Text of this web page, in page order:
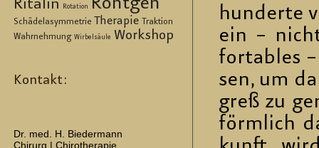
Ritalin Rotation Röntgen
Schädelasymmetrie Therapie Traktion
Wahrnehmung Wirbelsäule Workshop
Kontakt:
Dr. med. H. Biedermann
Chirurg | Chirotherapie
hun­der­te
ein –
for­ta­bles
sen, um
greß zu
förm­lich